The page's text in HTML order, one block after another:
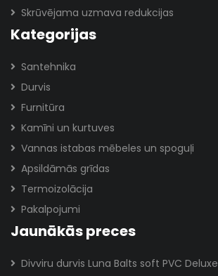
Skrūvējama uzmava redukcijas
Kategorijas
Santehnika
Durvis
Furnitūra
Kamīni un kurtuves
Vannas istabas mēbeles un spoguļi
Apsildāmās grīdas
Termoizolācija
Pakalpojumi
Jaunākās preces
Divviru durvis Luna Balts soft PVC Deluxe